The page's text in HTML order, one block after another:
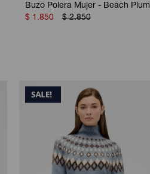
Buzo Polera Mujer - Beach Plum
$ 1.850 $ 2.850